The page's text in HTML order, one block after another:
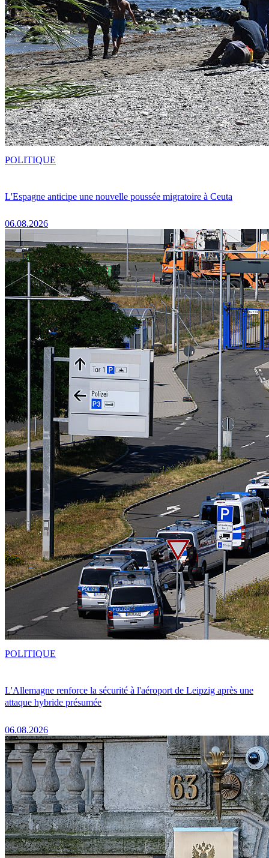
L'Espagne anticipe une nouvelle poussée migratoire à Ceuta
06.08.2026
POLITIQUE
L'Allemagne renforce la sécurité à l'aéroport de Leipzig après une
attaque hybride présumée
06.08.2026
POLITIQUE